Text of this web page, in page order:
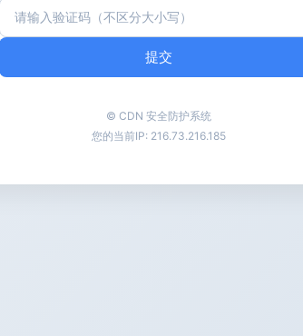
提交
© CDN 安全防护系统
您的当前IP: 216.73.216.185